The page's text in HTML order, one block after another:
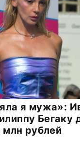
я мужа»:
Бегаку
млн рублей